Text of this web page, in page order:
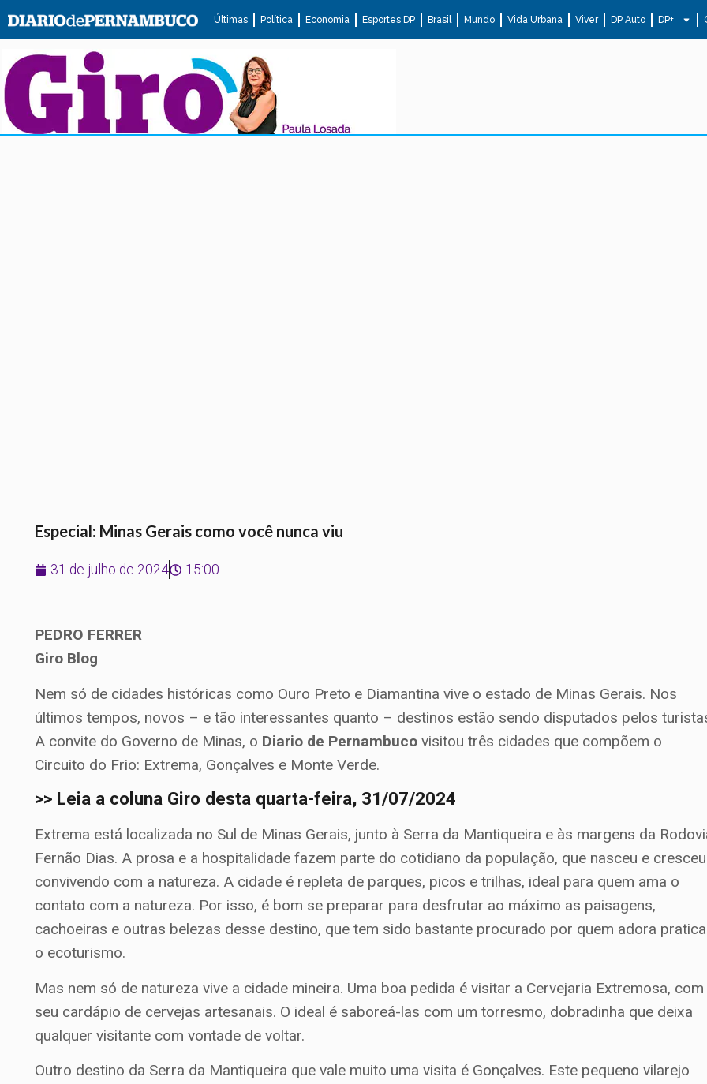
Últimas Política Economia Esportes DP Brasil Mundo Vida Urbana Viver DP Auto DP+
Especial: Minas Gerais como você nunca viu
31 de julho de 2024 15:00
PEDRO FERRER
Giro Blog
Nem só de cidades históricas como Ouro Preto e Diamantina vive o estado de Minas Gerais. Nos
últimos tempos, novos – e tão interessantes quanto – destinos estão sendo disputados pelos
A convite do Governo de Minas, o Diario de Pernambuco visitou três cidades que compõem o
Circuito do Frio: Extrema, Gonçalves e Monte Verde.
>> Leia a coluna Giro desta quarta-feira, 31/07/2024
Extrema está localizada no Sul de Minas Gerais, junto à Serra da Mantiqueira e às margens da
Fernão Dias. A prosa e a hospitalidade fazem parte do cotidiano da população, que nasceu e cresceu
convivendo com a natureza. A cidade é repleta de parques, picos e trilhas, ideal para quem ama o
contato com a natureza. Por isso, é bom se preparar para desfrutar ao máximo as paisagens,
cachoeiras e outras belezas desse destino, que tem sido bastante procurado por quem adora
o ecoturismo.
Mas nem só de natureza vive a cidade mineira. Uma boa pedida é visitar a Cervejaria Extremosa, com
seu cardápio de cervejas artesanais. O ideal é saboreá-las com um torresmo, dobradinha que deixa
qualquer visitante com vontade de voltar.
Outro destino da Serra da Mantiqueira que vale muito uma visita é Gonçalves. Este pequeno vilarejo